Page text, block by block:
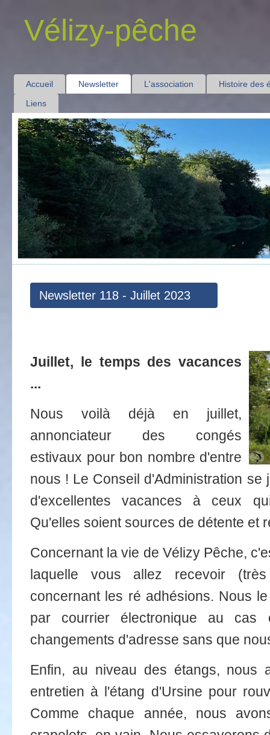
Vélizy-pêche
Accueil Newsletter L'association
Histoire des
Liens
Newsletter 118 - Juillet 2023
Juillet, le temps des vacances
...
Nous voilà déjà en juillet,
annonciateur des congés
estivaux pour bon nombre d'entre
nous ! Le Conseil d'Administration se
d'excellentes vacances à ceux
Qu'elles soient sources de détente et
Concernant la vie de Vélizy Pêche,
laquelle vous allez recevoir
concernant les ré adhésions. Nous
par courrier électronique au
changements d'adresse sans que
Enfin, au niveau des étangs, nous
entretien à l'étang d'Ursine pour
Comme chaque année, nous